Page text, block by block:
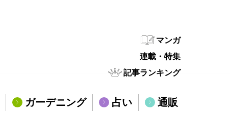
マンガ
連載・特集
記事ランキング
ガーデニング 占い 通販